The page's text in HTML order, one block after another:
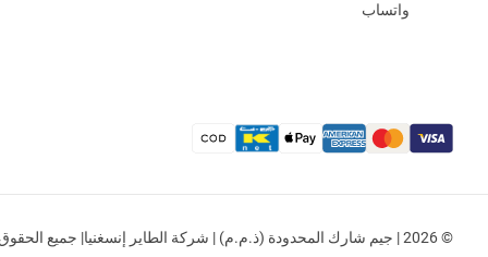
واتساب
© 2026 | جيم شارك المحدودة (ذ.م.م) | شركة الطاير إنسغنيا| جميع الحقوق محفوظة